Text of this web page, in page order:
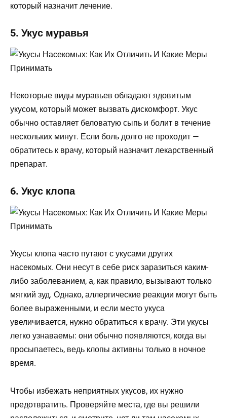
который назначит лечение.
5. Укус муравья
Некоторые виды муравьев обладают ядовитым
укусом, который может вызвать дискомфорт. Укус
обычно оставляет беловатую сыпь и болит в течение
нескольких минут. Если боль долго не проходит —
обратитесь к врачу, который назначит лекарственный
препарат.
6. Укус клопа
Укусы клопа часто путают с укусами других
насекомых. Они несут в себе риск заразиться каким-
либо заболеванием, а, как правило, вызывают только
мягкий зуд. Однако, аллергические реакции могут быть
более выраженными, и если место укуса
увеличивается, нужно обратиться к врачу. Эти укусы
легко узнаваемы: они обычно появляются, когда вы
просыпаетесь, ведь клопы активны только в ночное
время.
Чтобы избежать неприятных укусов, их нужно
предотвратить. Проверяйте места, где вы решили